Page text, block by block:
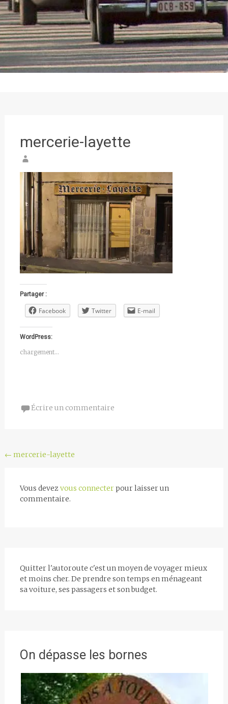
mercerie-layette
Partager :
Facebook Twitter E-mail
WordPress:
chargement…
Écrire un commentaire
Navigation
l'article
← mercerie-layette
Vous devez vous connecterpour laisser un
commentaire.
Quitter l'autoroute c'est un moyen de voyager mieux
et moins cher. De prendre son temps en ménageant
sa voiture, ses passagers et son budget.
On dépasse les bornes